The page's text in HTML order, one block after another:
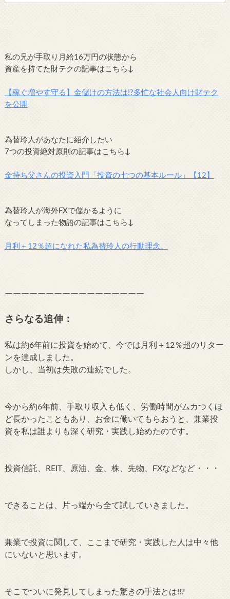
私の兄が手取り月給16万円の状態から
資産を持てた財テクの記事はこちら↓
【稼ぐ増やす守る】金儲けの方法は!?多忙な社会人向け財テク
を公開
為替玲人があなたに紹介したい
7つの投資絶対原則の記事はこちら↓
金持ち父さんの投資入門「投資の七つの基本ルール」【12】
為替玲人が海外FXで儲かるように
なってしまった物語の記事はこちら↓
月利＋12％超になれた私為替玲人の行動理念。
ーーーーーーーーーーーーーーーーー
さらなる追伸：
私は約6年前に投資を始めて、今では月利＋12％超のリター
ンを達成しました。
しかし、当初は失敗の連続でした。
今から約6年前、手取り収入も低く、労働時間がムカつくほ
ど長かったこともあり、お金に働いてもらおうと、兼業投
資を私は誰よりも深く研究・実践し始めたのです。
投資信託、REIT、原油、金、株、先物、FXなどなど・・・
できることは、片っ端から全て試していきました。
兼業で投資に関して、ここまで研究・実践した人は中々他
にいないと思います。
そこでついに発見してしまった驚きの手法とは!!?